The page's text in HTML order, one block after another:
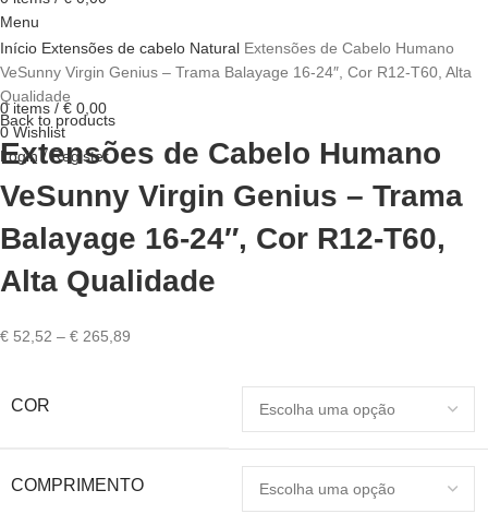
Menu
0 items / € 0,00
0 Wishlist
Login / Register
Click to enlarge
Início Extensões de cabelo Natural Extensões de Cabelo Humano
VeSunny Virgin Genius – Trama Balayage 16-24″, Cor R12-T60, Alta
Qualidade
Back to products
Extensões de Cabelo Humano
VeSunny Virgin Genius – Trama
Balayage 16-24″, Cor R12-T60,
Alta Qualidade
€ 52,52 – € 265,89
COR
COMPRIMENTO